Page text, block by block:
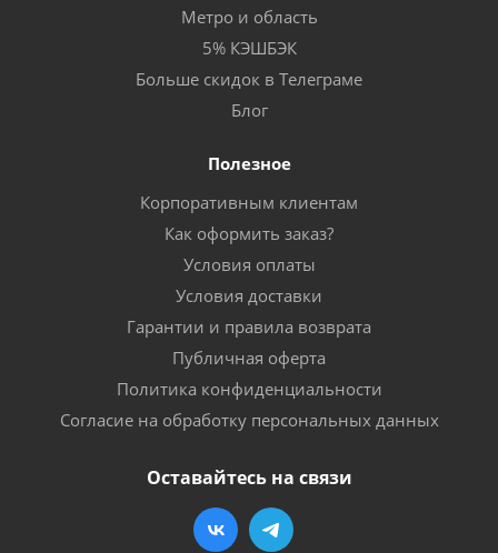
Метро и область
5% КЭШБЭК
Больше скидок в Телеграме
Блог
Полезное
Корпоративным клиентам
Как оформить заказ?
Условия оплаты
Условия доставки
Гарантии и правила возврата
Публичная оферта
Политика конфиденциальности
Согласие на обработку персональных данных
Оставайтесь на связи